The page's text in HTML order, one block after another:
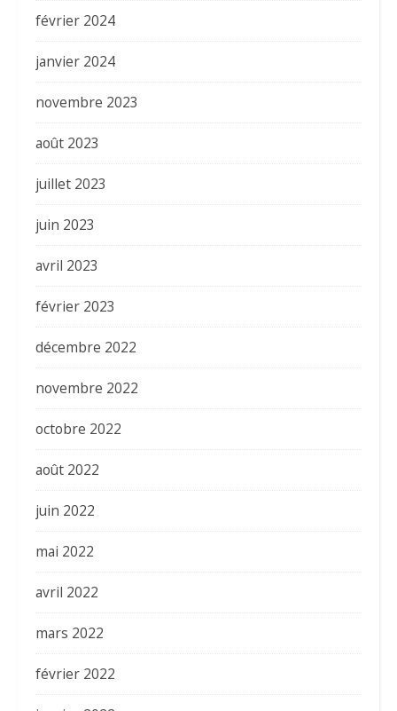
février 2024
janvier 2024
novembre 2023
août 2023
juillet 2023
juin 2023
avril 2023
février 2023
décembre 2022
novembre 2022
octobre 2022
août 2022
juin 2022
mai 2022
avril 2022
mars 2022
février 2022